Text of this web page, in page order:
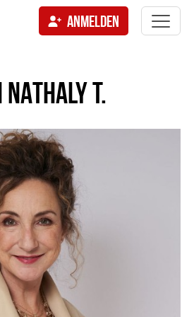
ANMELDEN
NATHALY T.